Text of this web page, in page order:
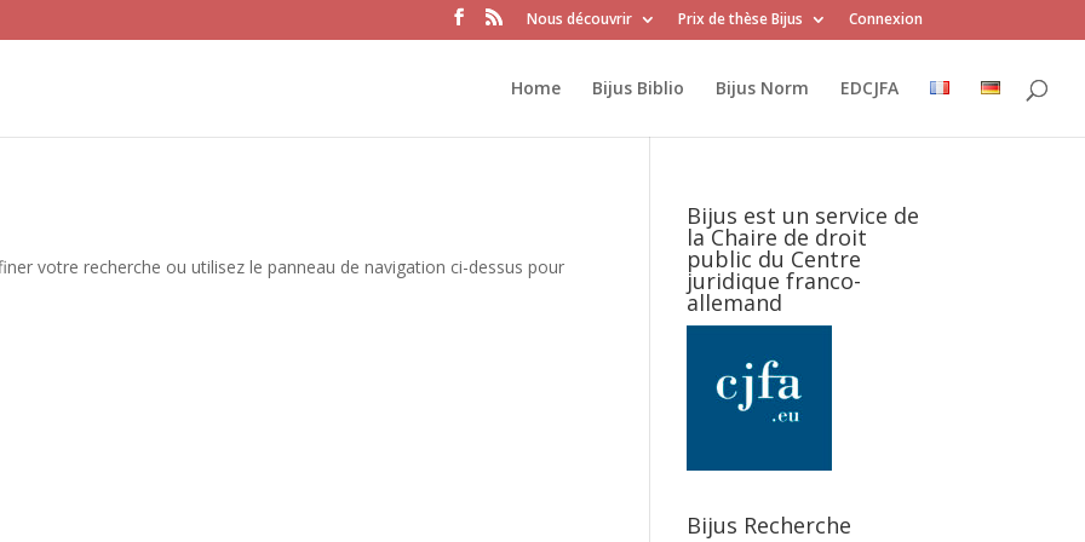
Nous découvrir Prix de thèse Bijus Connexion
Home Bijus Biblio Bijus Norm EDCJFA
votre recherche ou utilisez le panneau de navigation ci-dessus pour
Bijus est un service de
la Chaire de droit
public du Centre
juridique franco-
allemand
Bijus Recherche